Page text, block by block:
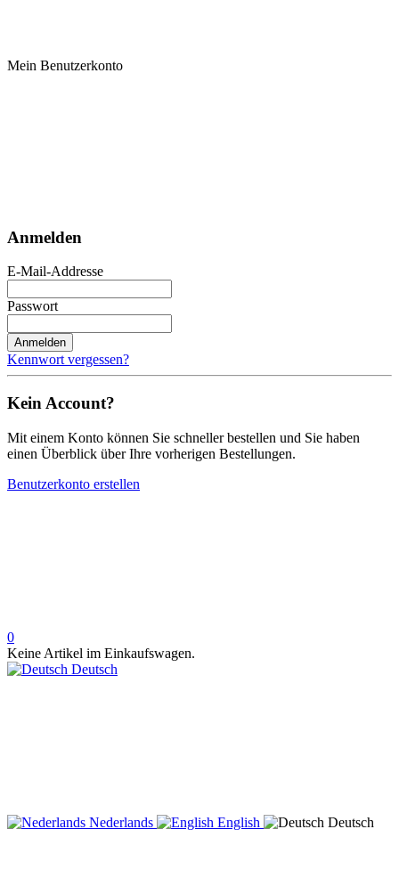
Mein Benutzerkonto
Anmelden
E-Mail-Addresse
Passwort
Anmelden
Kennwort vergessen?
Kein Account?
Mit einem Konto können Sie schneller bestellen und Sie haben
einen Überblick über Ihre vorherigen Bestellungen.
Benutzerkonto erstellen
0
Keine Artikel im Einkaufswagen.
Deutsch
Nederlands English Deutsch